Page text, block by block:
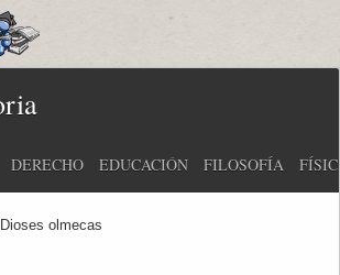
DERECHO EDUCACIÓN FILOSOFÍA
Dioses olmecas